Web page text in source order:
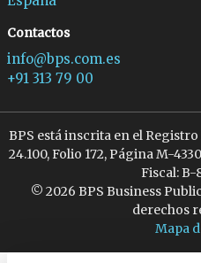
Contactos
info@bps.com.es
+91 313 79 00
BPS está inscrita en el
24.100, Folio 172, Página M-
Fiscal: B-
© 2026 BPS Business
derechos
Mapa